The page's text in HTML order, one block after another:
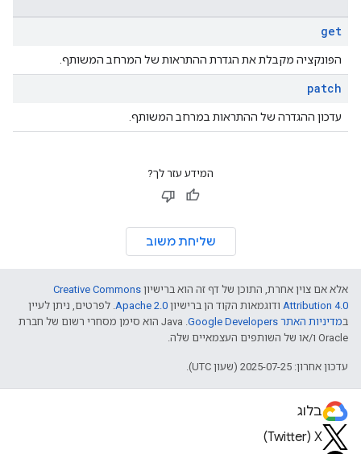
get
הפונקציה מקבלת את הגדרת ההתראות של המרחב המשותף.
patch
עדכון ההגדרה של ההתראות במרחב המשותף.
המידע עזר לך?
שליחת משוב
אלא אם צוין אחרת, התוכן של דף זה הוא ברישיון Creative Commons
Attribution 4.0 ודוגמאות הקוד הן ברישיון Apache 2.0. לפרטים, ניתן לעיין
במדיניות האתר Google Developers‏
.‏ Java הוא סימן מסחרי רשום של חברת
Oracle ו/או של השותפים העצמאיים שלה.
עדכון אחרון: 2025-07-25 (שעון UTC).
בלוג
X‏ (Twitter)